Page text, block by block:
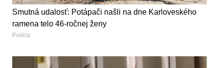
Smutná udalosť: Potápači našli na dne Karloveského
ramena telo 46-ročnej ženy
Polícia